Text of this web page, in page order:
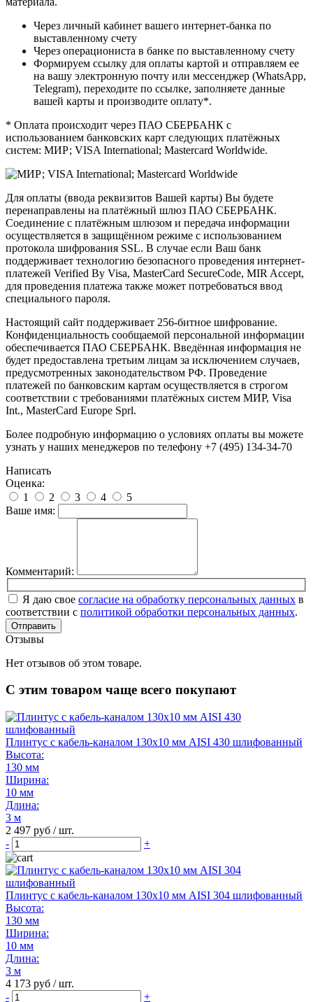
Через личный кабинет вашего интернет-банка по
выставленному счету
Через операциониста в банке по выставленному счету
Формируем ссылку для оплаты картой и отправляем ее
на вашу электронную почту или мессенджер (WhatsApp,
Telegram), переходите по ссылке, заполняете данные
вашей карты и производите оплату*.
* Оплата происходит через ПАО СБЕРБАНК с
использованием банковских карт следующих платёжных
систем: МИР; VISA International; Mastercard Worldwide.
Для оплаты (ввода реквизитов Вашей карты) Вы будете
перенаправлены на платёжный шлюз ПАО СБЕРБАНК.
Соединение с платёжным шлюзом и передача информации
осуществляется в защищённом режиме с использованием
протокола шифрования SSL. В случае если Ваш банк
поддерживает технологию безопасного проведения интернет-
платежей Verified By Visa, MasterCard SecureCode, MIR Accept,
для проведения платежа также может потребоваться ввод
специального пароля.
Настоящий сайт поддерживает 256-битное шифрование.
Конфиденциальность сообщаемой персональной информации
обеспечивается ПАО СБЕРБАНК. Введённая информация не
будет предоставлена третьим лицам за исключением случаев,
предусмотренных законодательством РФ. Проведение
платежей по банковским картам осуществляется в строгом
соответствии с требованиями платёжных систем МИР, Visa
Int., MasterCard Europe Sprl.
Более подробную информацию о условиях оплаты вы можете
узнать у наших менеджеров по телефону +7 (495) 134-34-70
Написать
Оценка:
1
2 3 4
5
Ваше имя:
Комментарий:
Я даю свое согласие на обработку персональных данных в
соответствии с политикой обработки персональных данных.
Отправить
Отзывы
Нет отзывов об этом товаре.
С этим товаром чаще всего покупают
Плинтус с кабель-каналом 130х10 мм AISI 430 шлифованный
Высота:
130 мм
Ширина:
10 мм
Длина:
3 м
2 497 руб / шт.
-
+
Плинтус с кабель-каналом 130х10 мм AISI 304 шлифованный
Высота:
130 мм
Ширина:
10 мм
Длина:
3 м
4 173 руб / шт.
-
+